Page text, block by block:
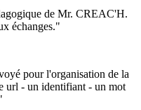
de Mr. CREAC'H.
échanges."
pour l'organisation de la
url - un identifiant - un mot